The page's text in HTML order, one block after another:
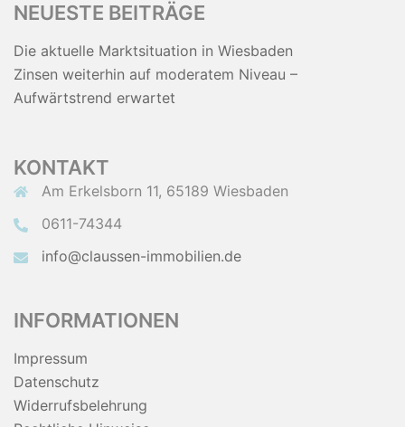
NEUESTE BEITRÄGE
Die aktuelle Marktsituation in Wiesbaden
Zinsen weiterhin auf moderatem Niveau –
Aufwärtstrend erwartet
KONTAKT
Am Erkelsborn 11, 65189 Wiesbaden
0611-74344
info@claussen-immobilien.de
INFORMATIONEN
Impressum
Datenschutz
Widerrufsbelehrung